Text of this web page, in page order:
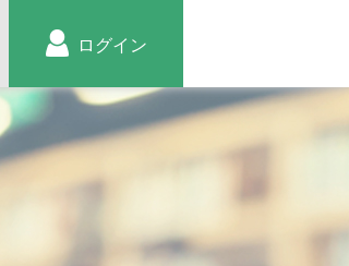
ログイン